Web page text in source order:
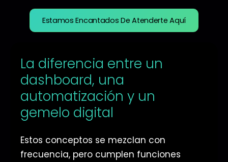
Estamos Encantados De Atenderte Aquí
La diferencia entre un
dashboard, una
automatización y un
gemelo digital
Estos conceptos se mezclan con
frecuencia, pero cumplen funciones